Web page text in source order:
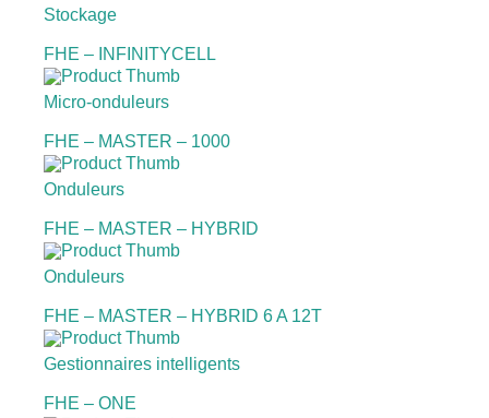
Stockage
FHE – INFINITYCELL
Micro-onduleurs
FHE – MASTER – 1000
Onduleurs
FHE – MASTER – HYBRID
Onduleurs
FHE – MASTER – HYBRID 6 A 12T
Gestionnaires intelligents
FHE – ONE